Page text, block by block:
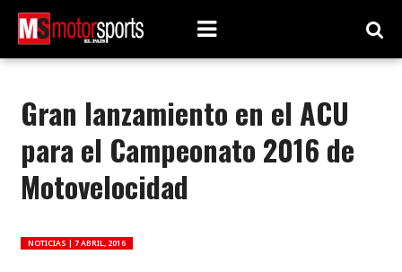
Gran lanzamiento en el ACU
para el Campeonato 2016 de
Motovelocidad
NOTICIAS | 7 ABRIL, 2016